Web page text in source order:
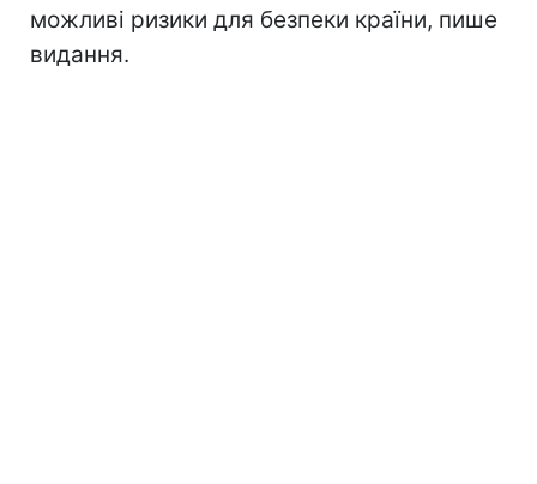
можливі ризики для безпеки країни, пише
видання.